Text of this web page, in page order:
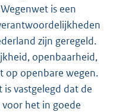
is een
zijn geregeld.
openbaarheid,
op openbare wegen.
vastgelegd dat de
het in goede